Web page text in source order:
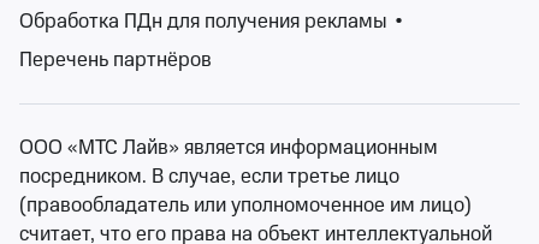
Изменить фильтры
Обработка ПДн для получения рекламы •
Перечень партнёров
ООО «МТС Лайв» является информационным
посредником. В случае, если третье лицо
(правообладатель или уполномоченное им лицо)
считает, что его права на объект интеллектуальной